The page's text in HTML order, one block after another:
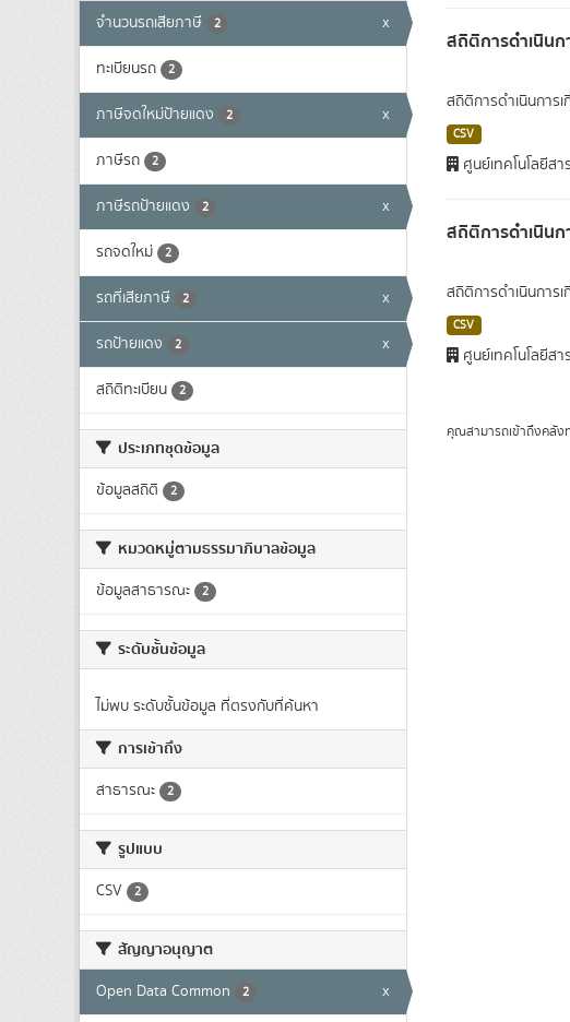
จำนวนรถเสียภาษี 2 x
ทะเบียนรถ 2
ภาษีจดใหม่ป้ายแดง 2 x
ภาษีรถ 2
ภาษีรถป้ายแดง 2 x
รถจดใหม่ 2
รถที่เสียภาษี 2 x
รถป้ายแดง 2 x
สถิติทะเบียน 2
ประเภทชุดข้อมูล
ข้อมูลสถิติ 2
หมวดหมู่ตามธรรมาภิบาลข้อมูล
ข้อมูลสาธารณะ 2
ระดับชั้นข้อมูล
ไม่พบ ระดับชั้นข้อมูล ที่ตรงกับที่ค้นหา
การเข้าถึง
สาธารณะ 2
รูปแบบ
CSV 2
สัญญาอนุญาต
Open Data Common 2 x
สถิติการดำเนิน
สถิติการดำเนินการ
CSV
ศูนย์เทคโนโลยีสา
สถิติการดำเนิน
สถิติการดำเนินการ
CSV
ศูนย์เทคโนโลยีสา
คุณสามารถเข้าถึงคลัง